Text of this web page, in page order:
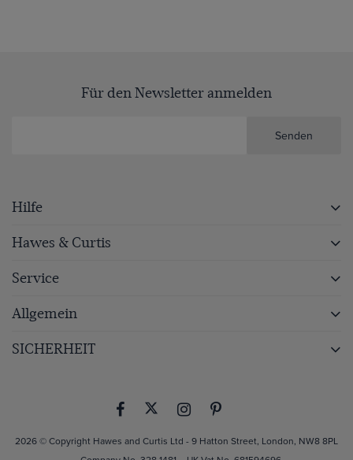
Für den Newsletter anmelden
Senden
Hilfe
Hawes & Curtis
Service
Allgemein
SICHERHEIT
2026 © Copyright Hawes and Curtis Ltd - 9 Hatton Street, London, NW8 8PL